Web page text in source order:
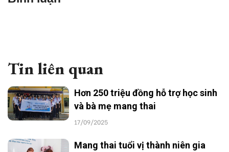
Tin liên quan
Hơn 250 triệu đồng hỗ trợ học sinh
và bà mẹ mang thai
17/09/2025
Mang thai tuổi vị thành niên gia